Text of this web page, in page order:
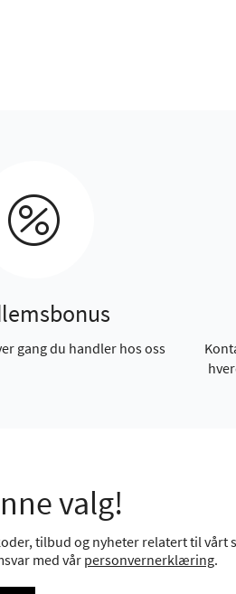
gang du handler hos oss
valg!
tilbud og nyheter relatert til vårt
med vår personvernerklæring.